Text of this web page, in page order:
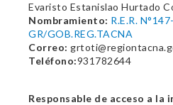
Evaristo Estanislao Hurtado
Nombramiento: R.E.R.
GR/GOB.REG.TACNA
Correo:
Teléfono:931782644
Responsable de acceso a la